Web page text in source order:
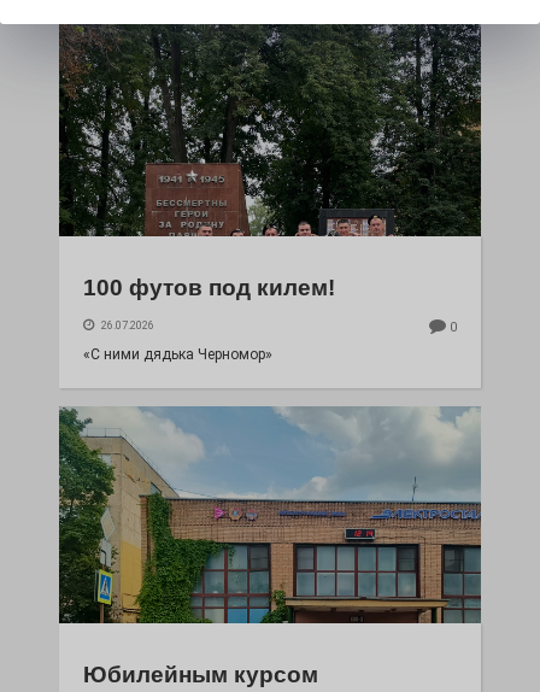
100 футов под килем!
26.07.2026 0
«С ними дядька Черномор»
Юбилейным курсом